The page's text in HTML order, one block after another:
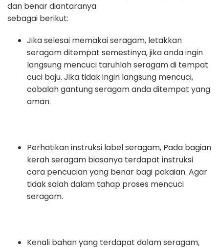
dan benar diantaranya
sebagai berikut:
Jika selesai memakai seragam, letakkan
seragam ditempat semestinya, jika anda ingin
langsung mencuci taruhlah seragam di tempat
cuci baju. Jika tidak ingin langsung mencuci,
cobalah gantung seragam anda ditempat yang
aman.
Perhatikan instruksi label seragam, Pada bagian
kerah seragam biasanya terdapat instruksi
cara pencucian yang benar bagi pakaian. Agar
tidak salah dalam tahap proses mencuci
seragam.
Kenali bahan yang terdapat dalam seragam,